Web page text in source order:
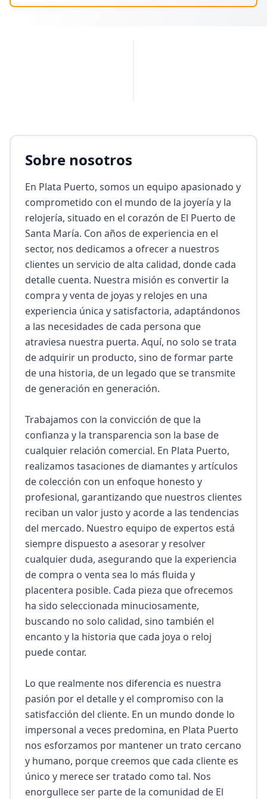
Sobre nosotros
En Plata Puerto, somos un equipo apasionado y
comprometido con el mundo de la joyería y la
relojería, situado en el corazón de El Puerto de
Santa María. Con años de experiencia en el
sector, nos dedicamos a ofrecer a nuestros
clientes un servicio de alta calidad, donde cada
detalle cuenta. Nuestra misión es convertir la
compra y venta de joyas y relojes en una
experiencia única y satisfactoria, adaptándonos
a las necesidades de cada persona que
atraviesa nuestra puerta. Aquí, no solo se trata
de adquirir un producto, sino de formar parte
de una historia, de un legado que se transmite
de generación en generación.
Trabajamos con la convicción de que la
confianza y la transparencia son la base de
cualquier relación comercial. En Plata Puerto,
realizamos tasaciones de diamantes y artículos
de colección con un enfoque honesto y
profesional, garantizando que nuestros clientes
reciban un valor justo y acorde a las tendencias
del mercado. Nuestro equipo de expertos está
siempre dispuesto a asesorar y resolver
cualquier duda, asegurando que la experiencia
de compra o venta sea lo más fluida y
placentera posible. Cada pieza que ofrecemos
ha sido seleccionada minuciosamente,
buscando no solo calidad, sino también el
encanto y la historia que cada joya o reloj
puede contar.
Lo que realmente nos diferencia es nuestra
pasión por el detalle y el compromiso con la
satisfacción del cliente. En un mundo donde lo
impersonal a veces predomina, en Plata Puerto
nos esforzamos por mantener un trato cercano
y humano, porque creemos que cada cliente es
único y merece ser tratado como tal. Nos
enorgullece ser parte de la comunidad de El